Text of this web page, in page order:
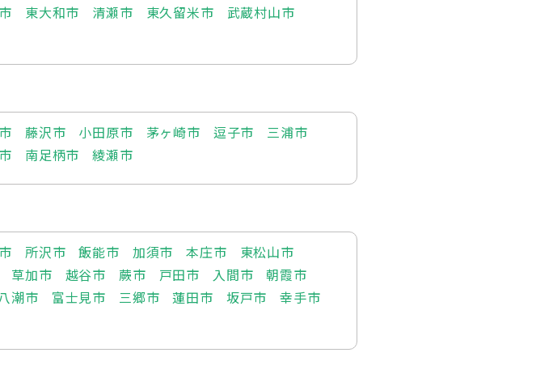
東大和市 清瀬市 東久留米市
武蔵村山市
藤沢市 小田原市 茅ヶ崎市 逗子市
三浦市
南足柄市 綾瀬市
所沢市 飯能市 加須市 本庄市
東松山市
草加市 越谷市 蕨市 戸田市 入間市
朝霞市
潮市 富士見市 三郷市 蓮田市 坂戸市
幸手市